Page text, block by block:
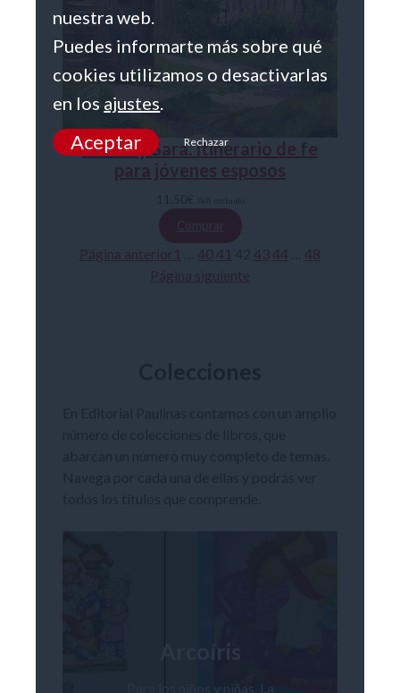
Tobías y Sara. Itinerario de fe
para jóvenes esposos
Comprar
Página anterior1 40 41 43 44
48
Página siguiente
Arcoíris
Para los niños y niñas. La
nuestra web.
Puedes informarte más sobre qué
cookies utilizamos o desactivarlas
en los ajustes.
Aceptar Rechazar